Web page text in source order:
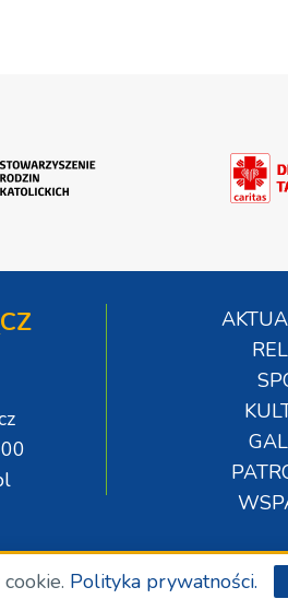
Polityka prywatności.